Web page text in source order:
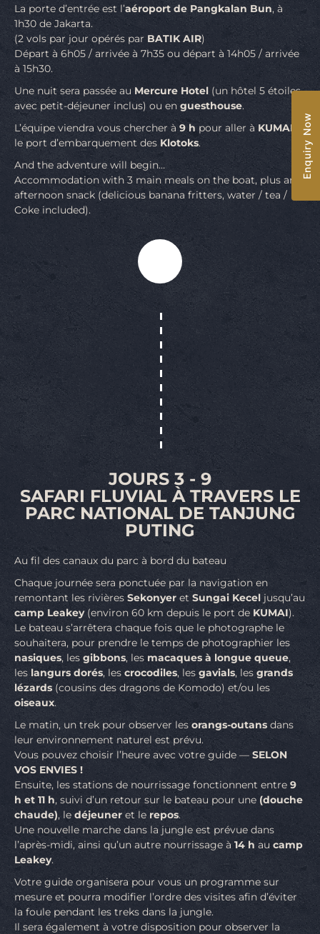
Enquiry Now
La porte d’entrée est l’aéroport de Pangkalan Bun, à
1h30 de Jakarta.
(2 vols par jour opérés par BATIK AIR)
Départ à 6h05 / arrivée à 7h35 ou départ à 14h05 / arrivée
à 15h30.
Une nuit sera passée au Mercure Hotel (un hôtel 5 étoiles
avec petit-déjeuner inclus) ou en guesthouse.
L’équipe viendra vous chercher à 9 h pour aller à KUMAI
le port d’embarquement des Klotoks.
And the adventure will begin…
Accommodation with 3 main meals on the boat, plus an
afternoon snack (delicious banana fritters, water / tea /
Coke included).
JOURS 3 - 9
SAFARI FLUVIAL À TRAVERS LE
PARC NATIONAL DE TANJUNG
PUTING
Au fil des canaux du parc à bord du bateau
Chaque journée sera ponctuée par la navigation en
remontant les rivières Sekonyer et Sungai Kecel jusqu’au
camp Leakey(environ 60 km depuis le port de KUMAI).
Le bateau s’arrêtera chaque fois que le photographe le
souhaitera, pour prendre le temps de photographier les
nasiques, les gibbons, les macaques à longue queue,
les langurs dorés, les crocodiles, les gavials, les grands
lézards (cousins des dragons de Komodo) et/ou les
oiseaux.
Le matin, un trek pour observer les orangs-outans dans
leur environnement naturel est prévu.
Vous pouvez choisir l’heure avec votre guide — SELON
VOS ENVIES !
Ensuite, les stations de nourrissage fonctionnent entre 9
h et 11 h, suivi d’un retour sur le bateau pour une (douche
chaude), le déjeuner et le repos.
Une nouvelle marche dans la jungle est prévue dans
l’après-midi, ainsi qu’un autre nourrissage à 14 h au camp
Leakey.
Votre guide organisera pour vous un programme sur
mesure et pourra modifier l’ordre des visites afin d’éviter
la foule pendant les treks dans la jungle.
Il sera également à votre disposition pour observer la